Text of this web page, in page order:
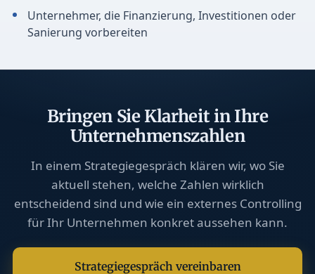
Unternehmer, die Finanzierung, Investitionen oder
Sanierung vorbereiten
Bringen Sie Klarheit in Ihre
Unternehmenszahlen
In einem Strategiegespräch klären wir, wo Sie
aktuell stehen, welche Zahlen wirklich
entscheidend sind und wie ein externes Controlling
für Ihr Unternehmen konkret aussehen kann.
Strategiegespräch vereinbaren